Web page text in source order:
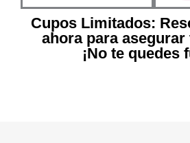
Cupos Limitados:
ahora para asegurar
¡No te quedes